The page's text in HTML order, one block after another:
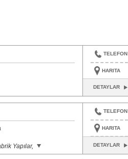
TELEFON
HARITA
DETAYLAR
Yapılar,
TELEFON
HARITA
DETAYLAR